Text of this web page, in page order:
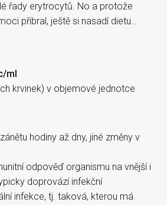
řady erytrocytů. No a protože
přibral, ještě si nasadí dietu…
ml
krvinek) v objemové jednotce
hodiny až dny, jiné změny v
odpověď organismu na vnější i
doprovází infekční
infekce, tj. taková, kterou má